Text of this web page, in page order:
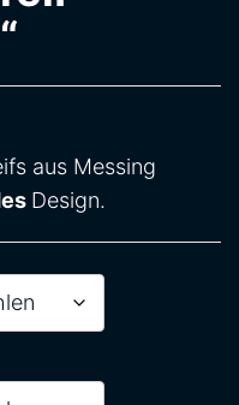
aus Messing
Design.